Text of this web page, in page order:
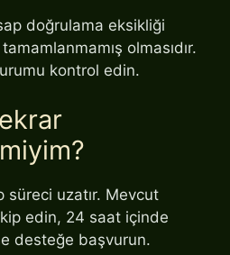
doğrulama eksikliği
olmasıdır.
kontrol edin.
süreci uzatır. Mevcut
edin, 24 saat içinde
desteğe başvurun.